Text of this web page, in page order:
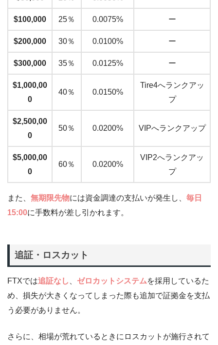
$100,000 25％ 0.0075% ー
$200,000 30％ 0.0100% ー
$300,000 35％ 0.0125% ー
$1,000,00
0
40％ 0.0150%
Tire4へランクアッ
プ
$2,500,00
0
50％ 0.0200% VIPへランクアップ
$5,000,00
0
60％ 0.0200%
VIP2へランクアッ
プ
また、 無期限先物には資金調達の支払いが発生し、 毎日
15:00に手数料が差し引かれます。
追証・ロスカット
FTXでは追証なし ゼロカットシステムを採用しているた
め、損失が大きくなってしまった際も追加で証拠金を支払
う必要がありません。
さらに、相場が荒れているときにロスカットが施行されて